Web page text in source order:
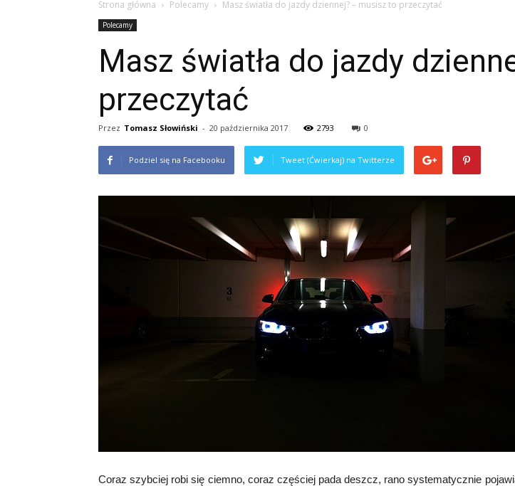
Strona główna Polecamy Masz światła do jazdy dziennej? – musisz to przeczytać
Polecamy
Masz światła do jazdy
przeczytać
Przez Tomasz Słowiński - 20 października 2017 2793 0
Podziel się na Facebooku Tweet (Ćwierkaj) na Twitterze
Coraz szybciej robi się ciemno, coraz częściej pada deszcz, rano systematycznie